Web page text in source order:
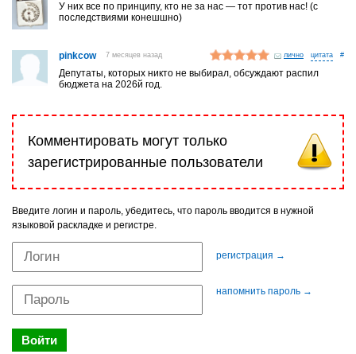
У них все по принципу, кто не за нас — тот против нас! (с
последствиями конешшно)
pinkcow 7 месяцев назад лично #
Депутаты, которых никто не выбирал, обсуждают распил
бюджета на 2026й год.
Комментировать могут только
зарегистрированные пользователи
Введите логин и пароль, убедитесь, что пароль вводится в нужной
языковой раскладке и регистре.
регистрация →
напомнить пароль →